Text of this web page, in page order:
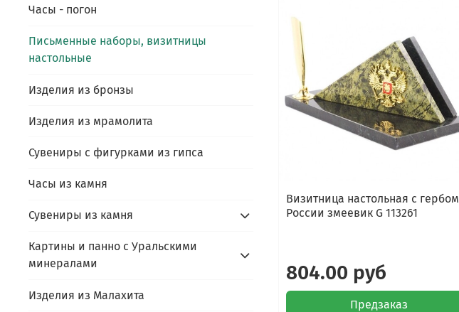
Визитница настольная с гербом
России змеевик G 113261
804.00 руб
Предзаказ
Часы - погон
Письменные наборы, визитницы
настольные
Изделия из бронзы
Изделия из мрамолита
Сувениры с фигурками из гипса
Часы из камня
Сувениры из камня
Картины и панно с Уральскими
минералами
Изделия из Малахита